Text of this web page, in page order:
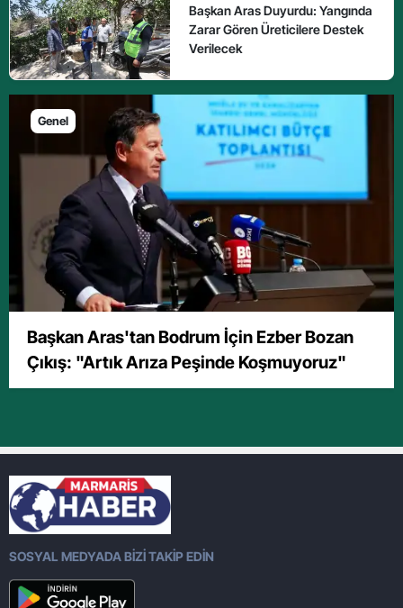
Başkan Aras Duyurdu: Yangında
Zarar Gören Üreticilere Destek
Verilecek
Genel
Başkan Aras'tan Bodrum İçin Ezber Bozan
Çıkış: "Artık Arıza Peşinde Koşmuyoruz"
SOSYAL MEDYADA BİZİ TAKİP EDİN